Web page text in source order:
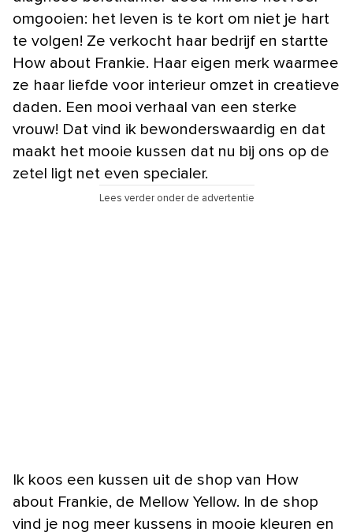
omgooien: het leven is te kort om niet je hart
te volgen! Ze verkocht haar bedrijf en startte
How about Frankie. Haar eigen merk waarmee
ze haar liefde voor interieur omzet in creatieve
daden. Een mooi verhaal van een sterke
vrouw! Dat vind ik bewonderswaardig en dat
maakt het mooie kussen dat nu bij ons op de
zetel ligt net even specialer.
Lees verder onder de advertentie
Ik koos een kussen uit de shop van How
about Frankie, de Mellow Yellow. In de shop
vind je nog meer kussens in mooie kleuren en